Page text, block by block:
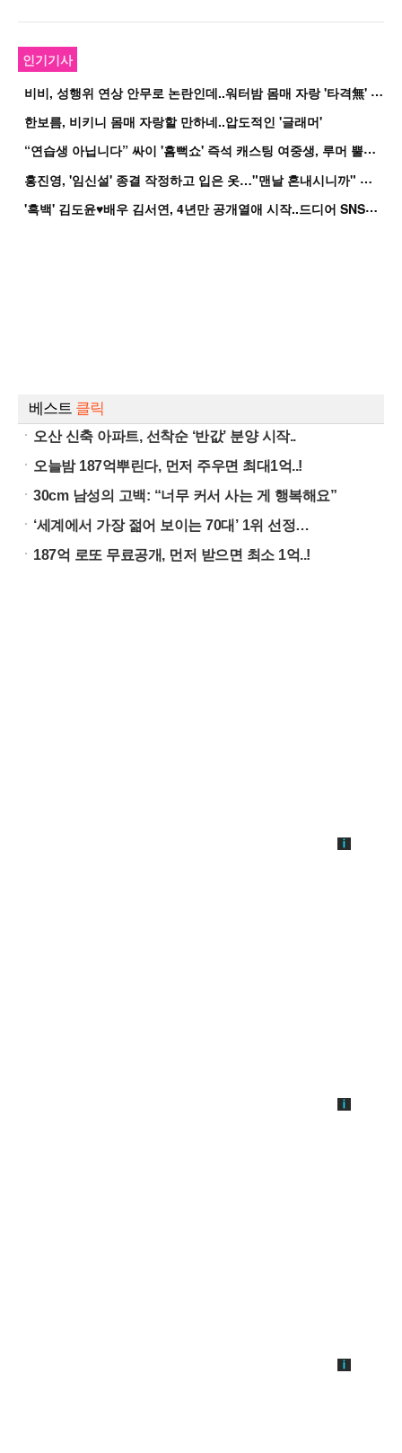
인기기사
비
비, 성행위 연상 안무로 논란인데..워터밤 몸매 자랑 '타격無' 근황
한보름, 비키니 몸매 자랑할 만하네..압도적인 '글래머'
“
연습생 아닙니다” 싸이 '흠뻑쇼' 즉석 캐스팅 여중생, 루머 뿔났다[Oh!쎈 이...
홍
진영, '임신설' 종결 작정하고 입은 옷…"맨날 혼내시니까" 억울
'
흑백' 김도윤♥배우 김서연, 4년만 공개열애 시작..드디어 SNS에 노출 [핫피...